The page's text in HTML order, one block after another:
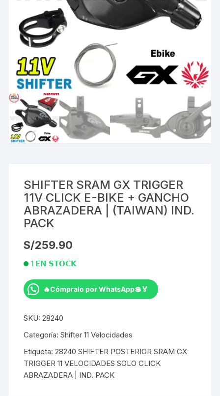
SHIFTER SRAM GX TRIGGER
11V CLICK E-BIKE + GANCHO
ABRAZADERA | (TAIWAN) IND.
PACK
S/259.90
1 𝗘𝗡 𝗦𝗧𝗢𝗖𝗞
SHIFTER
GX
TRIGGER
CLICK
E-
BIKE
🔥Cómpralo por WhatsApp💲🏅
SKU:28240
Categoría:Shifter 11 Velocidades
Etiqueta:28240 SHIFTER POSTERIOR SRAM GX
TRIGGER 11 VELOCIDADES SOLO CLICK
ABRAZADERA | IND. PACK